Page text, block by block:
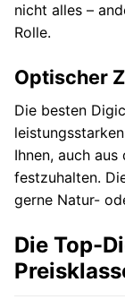
nicht alles –
Rolle.
Optischer
Die besten
Ihnen, auch
festzuhalten.
gerne Natur-
Die Top-